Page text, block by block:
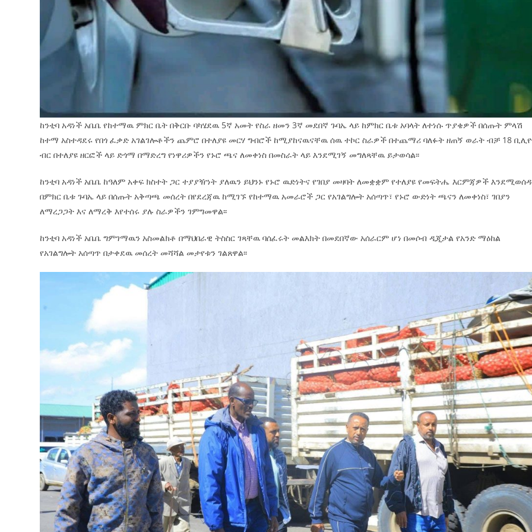
ከንቲባ አዳነች አቤቤ የከተማዉ ምክር ቤት በቅርቡ ባካሄደዉ 5ኛ አመት የስራ ዘመን 3ኛ መደበኛ ጉባኤ ላይ ከምክር ቤቱ አባላት ለተነሱ ጥያቄዎች በሰጡት ምላሽ
ከተማ አስተዳደሩ የበጎ ፈቃድ አገልገሎቶችን ጨምሮ በተለያዩ መርሃ ግብሮች ከሚያከናዉናቸዉ ሰዉ ተኮር ስራዎች በተጨማሪ ባለፉት ዘጠኝ ወራት ብቻ 18
ብር በተለያዩ ዘርፎች ላይ ድጎማ በማድረግ የነዋሪዎችን የኑሮ ጫና ለመቀነስ በመስራት ላይ እንደሚገኝ መግለጻቸዉ ይታወሳል፡፡
ከንቲባ አዳነች አቤቤ ከዓለም አቀፍ ክስተት ጋር ተያያዥነት ያለዉን ይህንኑ የኑሮ ዉድነትና የገበያ መዛባት ለመቋቋም የተለያዩ የመፍትሔ እርምጃዎች
በምክር ቤቱ ጉባኤ ላይ በሰጡት አቅጣጫ መሰረት በየደረጃዉ ከሚገኙ የከተማዉ አመራሮች ጋር የአገልግሎት አሰጣጥ፣ የኑሮ ውድነት ጫናን ለመቀነስ፣ ገበያን
ለማረጋጋት እና ለማረቅ እየተሰሩ ያሉ ስራዎችን ገምግመዋል፡፡
ከንቲባ አዳነች አቤቤ ግምገማዉን አስመልክቶ በማህበራዊ ትስስር ገጻቸዉ ባሰፈሩት መልእክት በመደበኛው አሰራርም ሆነ በመሶብ ዲጂታል የአንድ ማዕከል
የአገልግሎት አሰጣጥ በታቀደዉ መሰረት መሻሻል መታየቱን ገልጸዋል፡፡